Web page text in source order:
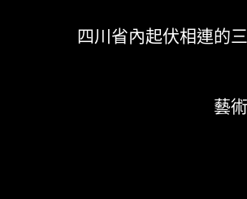
四川省內起伏相連的
藝